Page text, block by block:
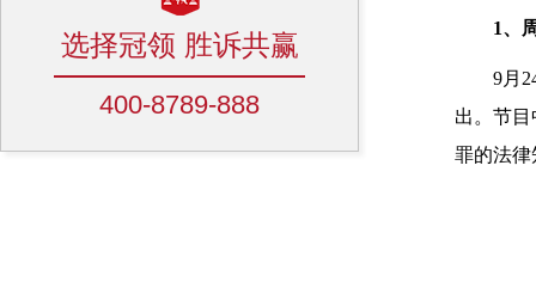
选择冠领 胜诉共赢
400-8789-888
1、
9月
出。节
罪的法律